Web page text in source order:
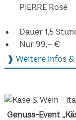
PIERRE Rosé
Dauer 1,5
Nur 99,– €
❱ Weitere Infos &
Genuss-Event